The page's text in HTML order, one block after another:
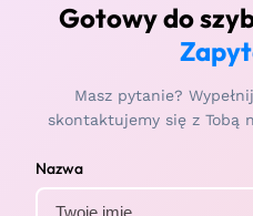
Gotowy do
Masz pytanie?
skontaktujemy się z Tobą
Nazwa